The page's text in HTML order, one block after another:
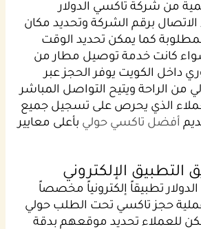
من شركة تاكسي الدولار
برقم الشركة وتحديد مكان
كما يمكن تحديد الوقت
كانت خدمة توصيل مطار من
داخل الكويت يوفر الحجز عبر
من الراحة ويتيح التواصل المباشر
الذي يحرص على تسجيل جميع
أفضل تاكسي حولي بأعلى معايير
الإلكتروني
تطبيقاً إلكترونياً مخصصاً
حجز تاكسي تحت الطلب حولي
للعملاء تحديد موقعهم بدقة